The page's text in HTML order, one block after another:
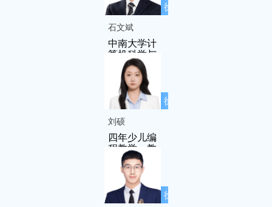
徐先友名师
石文斌
中南大学计
算机科学与
技术专业
徐先友名师
刘硕
四年少儿编
程教学、教
研经验
徐先友名师